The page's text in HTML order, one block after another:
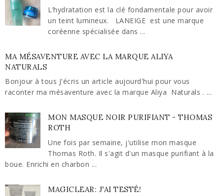
L’hydratation est la clé fondamentale pour avoir
un teint lumineux. LANEIGE est une marque
coréenne spécialisée dans ...
MA MÉSAVENTURE AVEC LA MARQUE ALIYA
NATURALS
Bonjour à tous J'écris un article aujourd'hui pour vous
raconter ma mésaventure avec la marque Aliya Naturals . ...
MON MASQUE NOIR PURIFIANT - THOMAS
ROTH
Une fois par semaine, j'utilise mon masque
Thomas Roth. Il s'agit d'un masque purifiant à la
boue. Enrichi en charbon ...
MAGICLEAR: J'AI TESTÉ!